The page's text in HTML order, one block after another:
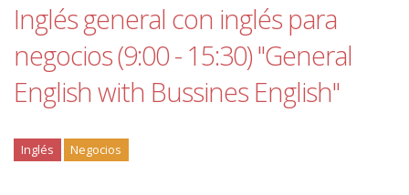
Inglés general con inglés para
negocios (9:00 - 15:30) "General
English with Bussines English"
Inglés Negocios